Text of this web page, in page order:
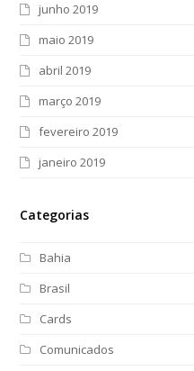
junho 2019
maio 2019
abril 2019
março 2019
fevereiro 2019
janeiro 2019
Categorias
Bahia
Brasil
Cards
Comunicados